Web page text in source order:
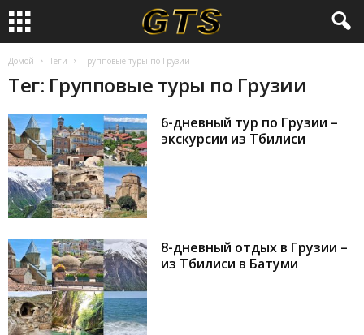
Домой Теги Групповые туры по Грузии
Тег: Групповые туры по Грузии
6-дневный тур по Грузии –
экскурсии из Тбилиси
8-дневный отдых в Грузии –
из Тбилиси в Батуми